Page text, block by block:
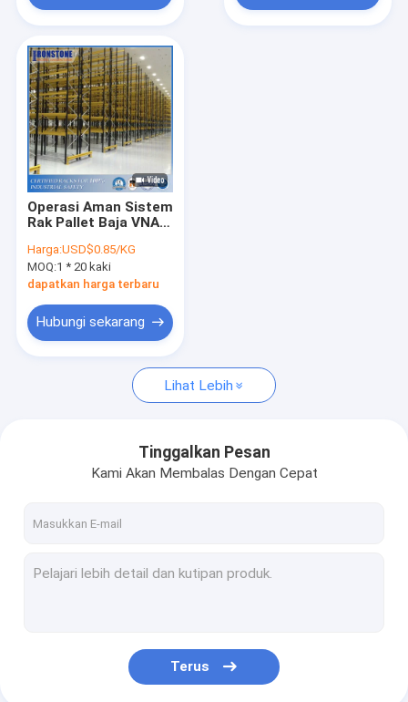
Rak Aliran Karton
Sistem Racking Pallet Dalam Ganda
Modul Pilihan Gudang
Produk Wire Mesh
Produk Keamanan Rak
Sistem Rak ASRS
Operasi Aman Sistem
Rak Pallet Baja VNA
Kepadatan Tinggi
Harga:USD$0.85/KG
MOQ:1 * 20 kaki
dapatkan harga terbaru
Hubungi sekarang
Lihat Lebih
Tinggalkan Pesan
Kami Akan Membalas Dengan Cepat
Terus